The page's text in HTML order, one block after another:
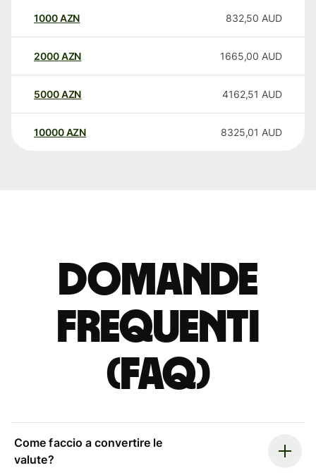
1000AZN 832,50 AUD
2000AZN 1665,00 AUD
5000AZN 4162,51 AUD
10000 AZN 8325,01 AUD
Domande
Frequenti
(FAQ)
Come faccio a convertire le
valute?